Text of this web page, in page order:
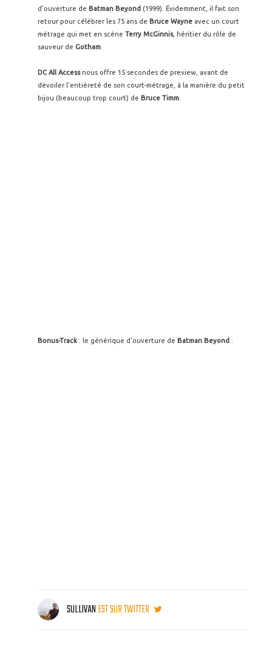
d'ouverture de Batman Beyond (1999). Évidemment, il fait son
retour pour célébrer les 75 ans de Bruce Wayne avec un court
métrage qui met en scène Terry McGinnis, héritier du rôle de
sauveur de Gotham
DC All Accessnous offre 15 secondes de preview, avant de
dévoiler l'entièreté de son court-métrage, à la manière du petit
bijou (beaucoup trop court) de Bruce Timm
Bonus-Track : le générique d'ouverture de Batman Beyond :
SULLIVANEST SUR TWITTER